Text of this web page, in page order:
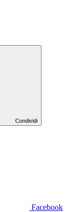
Condividi
Facebook